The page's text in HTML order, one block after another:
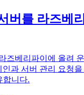
버를 라즈베
즈베리파이에 올려
과 서버 관리 요청
합니다.